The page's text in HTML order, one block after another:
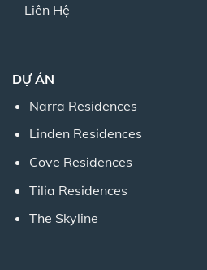
Liên Hệ
DỰ ÁN
Narra Residences
Linden Residences
Cove Residences
Tilia Residences
The Skyline